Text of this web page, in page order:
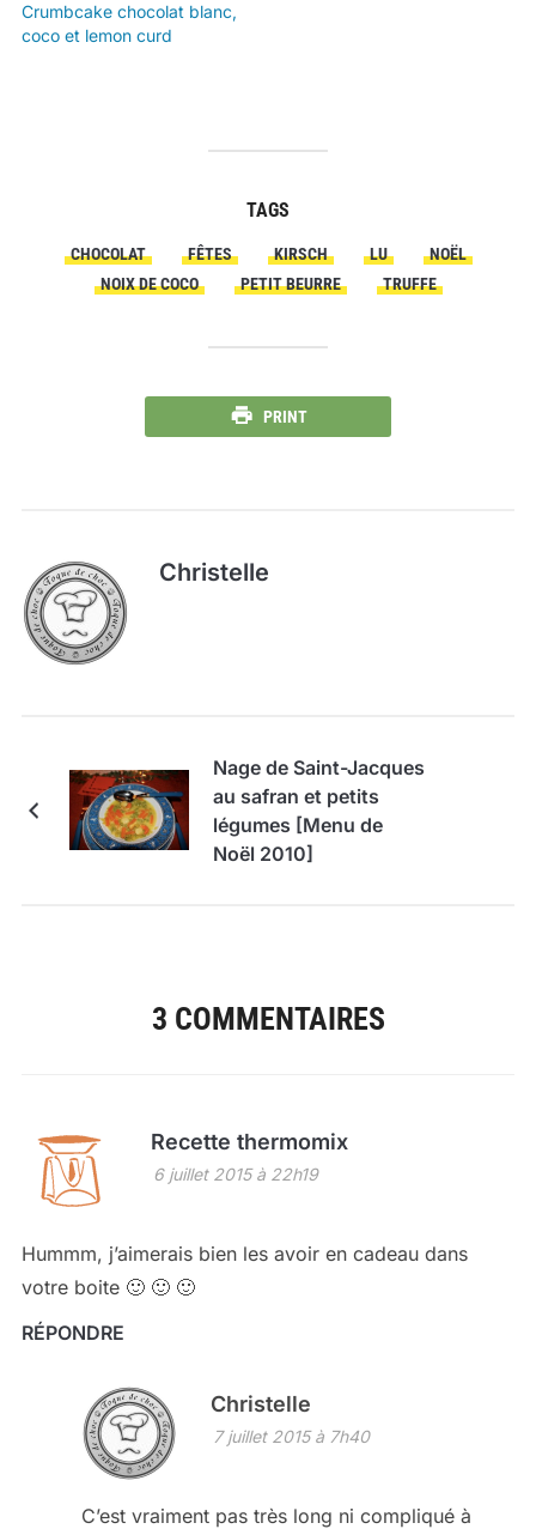
Crumbcake chocolat blanc,
coco et lemon curd
TAGS
CHOCOLAT FÊTES KIRSCH LU
NOËL
NOIX DE COCO
PETIT BEURRE TRUFFE
PRINT
Christelle
Nage de Saint-Jacques
au safran et petits
légumes [Menu de
Noël 2010]
3 COMMENTAIRES
Recette thermomix
6 juillet 2015 à 22h19
Hummm, j’aimerais bien les avoir en cadeau dans
votre boite 🙂 🙂 🙂
RÉPONDRE
Christelle
7 juillet 2015 à 7h40
C’est vraiment pas très long ni compliqué à